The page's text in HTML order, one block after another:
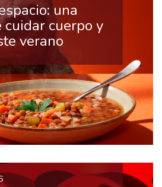
una
cuidar cuerpo y
verano